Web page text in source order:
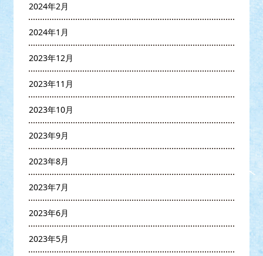
2024年2月
2024年1月
2023年12月
2023年11月
2023年10月
2023年9月
2023年8月
2023年7月
2023年6月
2023年5月